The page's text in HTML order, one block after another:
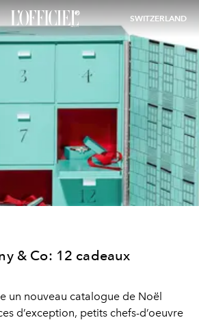
SWITZERLAND
& Co: 12 cadeaux
un nouveau catalogue de Noël
d’exception, petits chefs-d’oeuvre